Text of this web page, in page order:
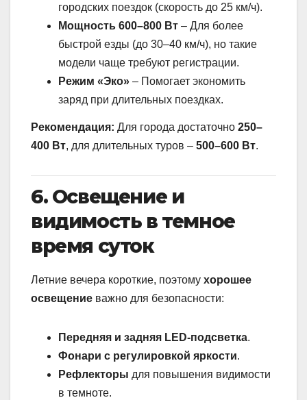
городских поездок (скорость до 25 км/ч).
Мощность 600–800 Вт – Для более
быстрой езды (до 30–40 км/ч), но такие
модели чаще требуют регистрации.
Режим «Эко» – Помогает экономить
заряд при длительных поездках.
Рекомендация: Для города достаточно 250–
400 Вт, для длительных туров – 500–600 Вт.
6. Освещение и
видимость в темное
время суток
Летние вечера короткие, поэтому хорошее
освещение важно для безопасности:
Передняя и задняя LED-подсветка.
Фонари с регулировкой яркости.
Рефлекторы для повышения видимости
в темноте.